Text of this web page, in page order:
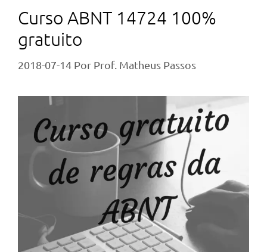
Curso ABNT 14724 100%
gratuito
2018-07-14 Por Prof. Matheus Passos